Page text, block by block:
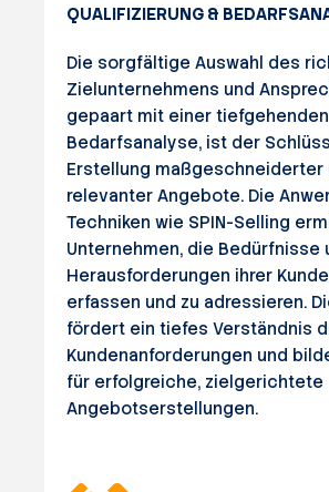
QUALIFIZIERUNG &
Die sorgfältige Auswahl des
Zielunternehmens und
gepaart mit einer tiefgehenden
Bedarfsanalyse, ist der
Erstellung maßgeschneiderter
relevanter Angebote. Die
Techniken wie SPIN-Selling
Unternehmen, die Bedürfnisse
Herausforderungen ihrer
erfassen und zu adressieren.
fördert ein tiefes Verständnis
Kundenanforderungen und
für erfolgreiche, zielgerichtete
Angebotserstellungen.